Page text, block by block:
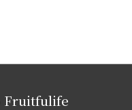
Fruitfulife